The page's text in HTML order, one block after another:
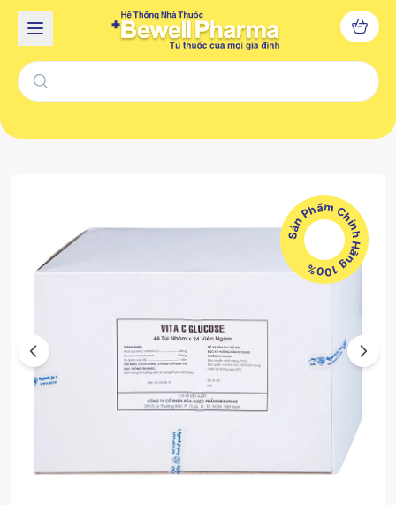
Sản Phẩm Chính Hãng 100%
Previous Next